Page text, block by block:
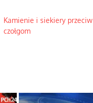
Kamienie i siekiery przeciw
czołgom